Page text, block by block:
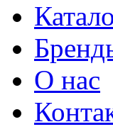
О нас